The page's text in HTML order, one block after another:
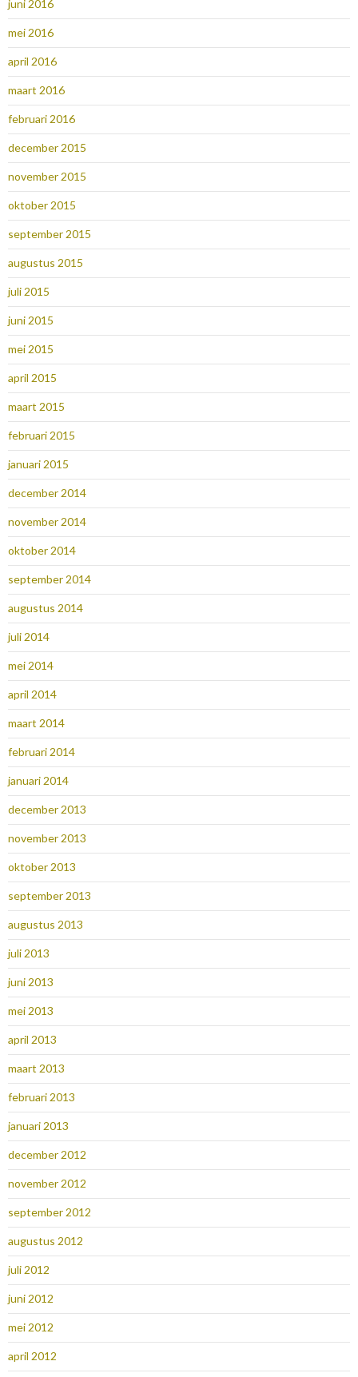
juni 2016
mei 2016
april 2016
maart 2016
februari 2016
december 2015
november 2015
oktober 2015
september 2015
augustus 2015
juli 2015
juni 2015
mei 2015
april 2015
maart 2015
februari 2015
januari 2015
december 2014
november 2014
oktober 2014
september 2014
augustus 2014
juli 2014
mei 2014
april 2014
maart 2014
februari 2014
januari 2014
december 2013
november 2013
oktober 2013
september 2013
augustus 2013
juli 2013
juni 2013
mei 2013
april 2013
maart 2013
februari 2013
januari 2013
december 2012
november 2012
september 2012
augustus 2012
juli 2012
juni 2012
mei 2012
april 2012